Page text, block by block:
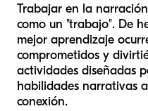
Trabajar en la
como un "trabajo". De
mejor aprendizaje
comprometidos y
actividades diseñadas
habilidades narrativas
conexión.